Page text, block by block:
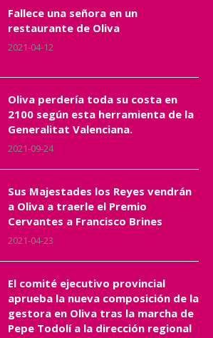
Fallece una señora en un
restaurante de Oliva
2021-04-12
Oliva perdería toda su costa en
2100 según esta herramienta de la
Generalitat Valenciana.
2021-09-24
Sus Majestades los Reyes vendrán
a Oliva a traerle el Premio
Cervantes a Francisco Brines
2021-04-23
El comité ejecutivo provincial
aprueba la nueva composición de la
gestora en Oliva tras la marcha de
Pepe Todolí a la dirección regional